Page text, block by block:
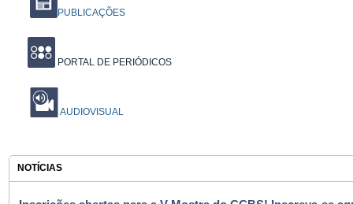
PUBLICAÇÕES
PORTAL DE PERIÓDICOS
AUDIOVISUAL
NOTÍCIAS